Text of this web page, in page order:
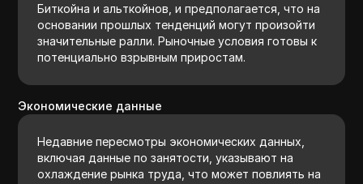
Биткойна и альткойнов, и предполагается, что на
основании прошлых тенденций могут произойти
значительные ралли. Рыночные условия готовы к
потенциально взрывным приростам.
Экономические данные
Недавние пересмотры экономических данных,
включая данные по занятости, указывают на
охлаждение рынка труда, что может повлиять на